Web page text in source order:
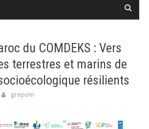
du COMDEKS : Vers
terrestres et marins de
résilients
grepom